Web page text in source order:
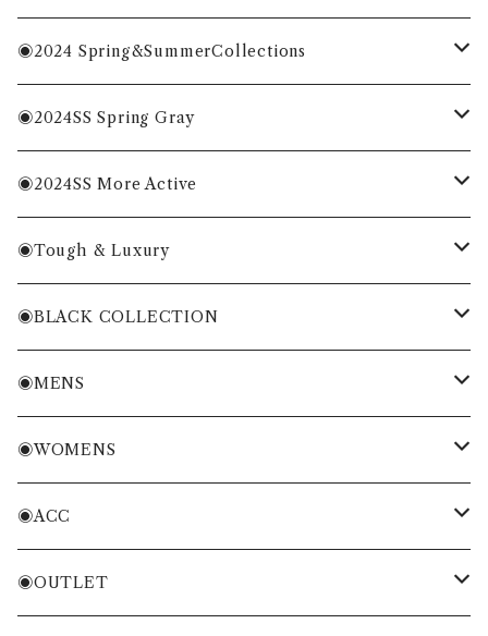
◉2024 Spring&SummerCollections
MENS
WOMENS
ACC
◉2024SS Spring Gray
MENS
WOMENS
◉2024SS More Active
MENS
WOMENS
ACC
◉Tough & Luxury
・Cordura Eco Collection
・More Classical & Fashionable
◉BLACK COLLECTION
・VESSEL×ZOY
◉MENS
シャツ・ポロシャツ
Tシャツ・トレーナー
ニット・ニットベスト
◉WOMENS
シャツ・ポロシャツ
Tシャツ・トレーナー
◉ACC
バッグ
◉OUTLET